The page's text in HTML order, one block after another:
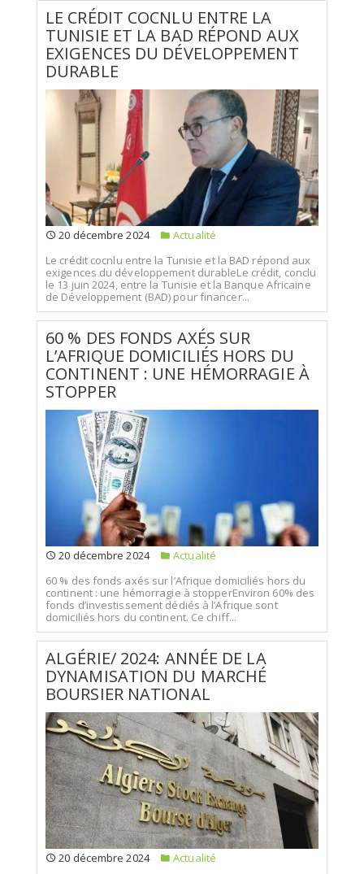
LE CRÉDIT COCNLU ENTRE LA
TUNISIE ET LA BAD RÉPOND AUX
EXIGENCES DU DÉVELOPPEMENT
DURABLE
20 décembre 2024
Actualité
Le crédit cocnlu entre la Tunisie et la BAD répond aux
exigences du développement durableLe crédit, conclu
le 13 juin 2024, entre la Tunisie et la Banque Africaine
de Développement (BAD) pour financer...
60 % DES FONDS AXÉS SUR
L’AFRIQUE DOMICILIÉS HORS DU
CONTINENT : UNE HÉMORRAGIE À
STOPPER
20 décembre 2024
Actualité
60 % des fonds axés sur l’Afrique domiciliés hors du
continent : une hémorragie à stopperEnviron 60% des
fonds d’investissement dédiés à l’Afrique sont
domiciliés hors du continent. Ce chiff...
ALGÉRIE/ 2024: ANNÉE DE LA
DYNAMISATION DU MARCHÉ
BOURSIER NATIONAL
20 décembre 2024
Actualité